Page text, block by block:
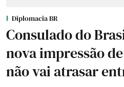
Diplomacia BR
Consulado do
nova impressão
não vai atrasar